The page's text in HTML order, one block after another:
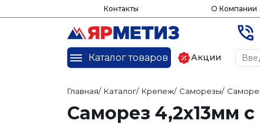
Контакты О Компании
Каталог товаров Акции
Главная/ Каталог/ Крепеж/ Саморезы/
Саморез 4,2х13мм